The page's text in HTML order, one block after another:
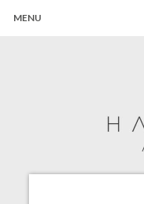
MENU